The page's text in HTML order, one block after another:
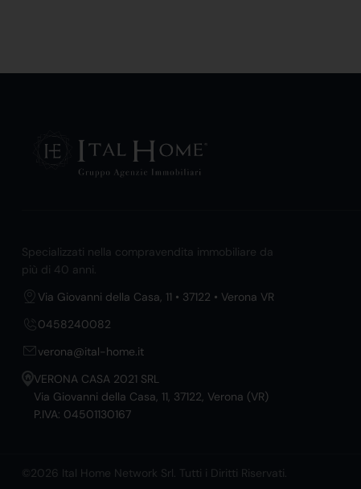
Specializzati nella compravendita immobiliare da
più di 40 anni.
Via Giovanni della Casa, 11 • 37122 • Verona VR
0458240082
verona@ital-home.it
VERONA CASA 2021 SRL
Via Giovanni della Casa, 11, 37122, Verona (VR)
P.IVA: 04501130167
©2026 Ital Home Network Srl. Tutti i Diritti Riservati.